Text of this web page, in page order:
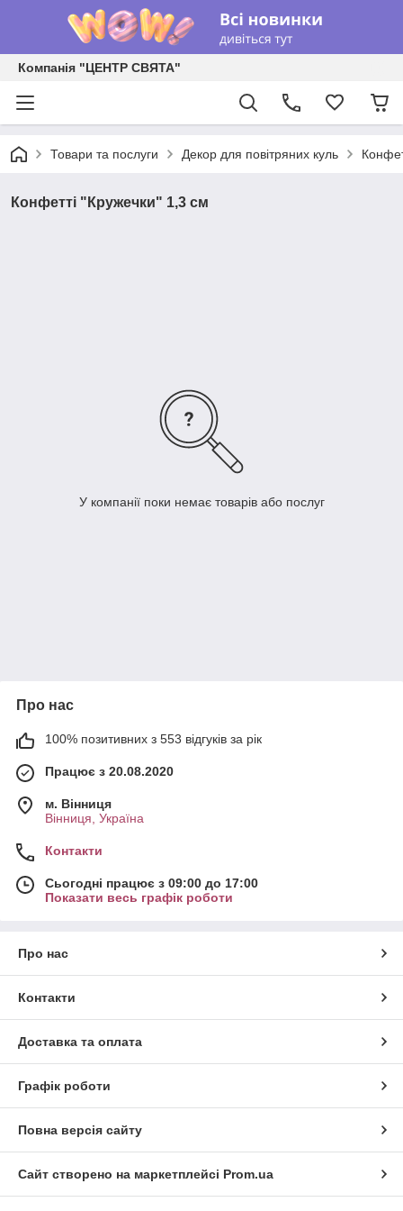
Компанія "ЦЕНТР СВЯТА"
Товари та послуги Декор для повітряних куль
Конфетті "Кружечки" 1,3 см
У компанії поки немає товарів або послуг
Про нас
100% позитивних з 553 відгуків за рік
Працює з 20.08.2020
м. Вінниця
Вінниця, Україна
Контакти
Сьогодні працює з 09:00 до 17:00
Показати весь графік роботи
Про нас
Контакти
Доставка та оплата
Графік роботи
Повна версія сайту
Сайт створено на маркетплейсі Prom.ua